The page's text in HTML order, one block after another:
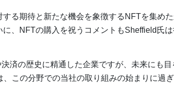
る期待と新たな機会を象徴するNFTを集め
、NFTの購入を祝うコメントもSheffield氏は
済の歴史に精通した企業ですが、未来にも
この分野での当社の取り組みの始まりに過ぎ